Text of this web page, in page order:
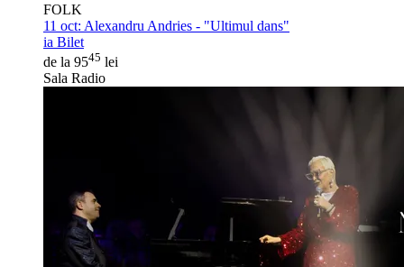
FOLK
11 oct: Alexandru Andries - "Ultimul dans"
ia Bilet
de la 9545 lei
Sala Radio